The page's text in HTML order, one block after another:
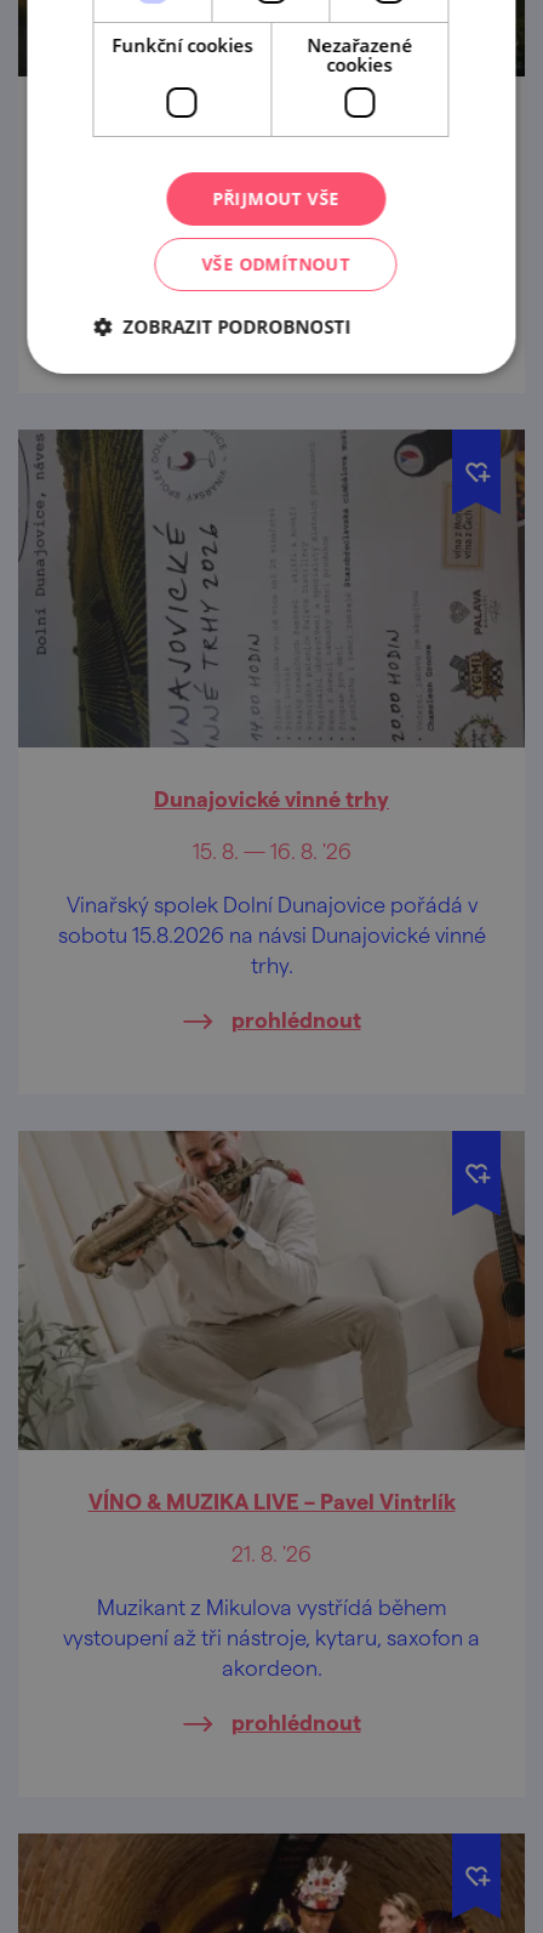
Léto otevřených sklepů
1. 7. — 31. 8. '26
Vinaři z Dolních Dunajovic a Březí u Mikulova
srdečně zvou na léto otevřených sklepů.
prohlédnout
Dunajovické vinné trhy
15. 8. — 16. 8. '26
Vinařský spolek Dolní Dunajovice pořádá v
sobotu 15.8.2026 na návsi Dunajovické vinné
trhy.
prohlédnout
VÍNO & MUZIKA LIVE – Pavel Vintrlík
21. 8. '26
Muzikant z Mikulova vystřídá během
vystoupení až tři nástroje, kytaru, saxofon a
akordeon.
prohlédnout
Funkční cookies
Nezařazené
cookies
PŘIJMOUT VŠE
VŠE ODMÍTNOUT
ZOBRAZIT PODROBNOSTI